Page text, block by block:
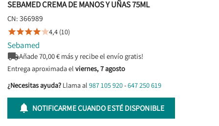
SEBAMED CREMA DE MANOS Y UÑAS 75ML
CN: 366989
4,4 (10)
Sebamed
Añade70,00€ más y recibe el envío gratis!
Entrega aproximada el viernes, 7 agosto
¿Necesitas ayuda? Llama al 987 105 920-647 250 619
 NOTIFICARME CUANDO ESTÉ DISPONIBLE